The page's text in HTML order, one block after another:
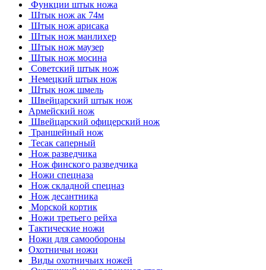
Функции штык ножа
Штык нож ак 74м
Штык нож арисака
Штык нож манлихер
Штык нож маузер
Штык нож мосина
Советский штык нож
Немецкий штык нож
Штык нож шмель
Швейцарский штык нож
Армейский нож
Швейцарский офицерский нож
Траншейный нож
Тесак саперный
Нож разведчика
Нож финского разведчика
Ножи спецназа
Нож складной спецназ
Нож десантника
Морской кортик
Ножи третьего рейха
Тактические ножи
Ножи для самообороны
Охотничьи ножи
Виды охотничьих ножей